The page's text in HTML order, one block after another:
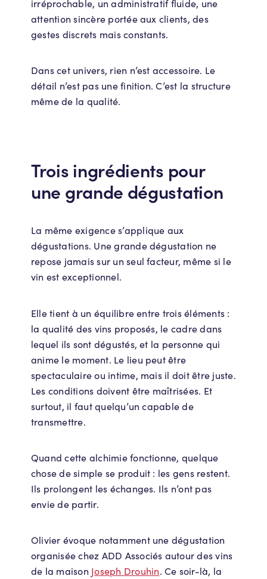
irréprochable, un administratif fluide, une
attention sincère portée aux clients, des
gestes discrets mais constants.
Dans cet univers, rien n’est accessoire. Le
détail n’est pas une finition. C’est la structure
même de la qualité.
Trois ingrédients pour
une grande dégustation
La même exigence s’applique aux
dégustations. Une grande dégustation ne
repose jamais sur un seul facteur, même si le
vin est exceptionnel.
Elle tient à un équilibre entre trois éléments :
la qualité des vins proposés, le cadre dans
lequel ils sont dégustés, et la personne qui
anime le moment. Le lieu peut être
spectaculaire ou intime, mais il doit être juste.
Les conditions doivent être maîtrisées. Et
surtout, il faut quelqu’un capable de
transmettre.
Quand cette alchimie fonctionne, quelque
chose de simple se produit : les gens restent.
Ils prolongent les échanges. Ils n’ont pas
envie de partir.
Olivier évoque notamment une dégustation
organisée chez ADD Associés autour des vins
de la maison Joseph Drouhin. Ce soir-là, la